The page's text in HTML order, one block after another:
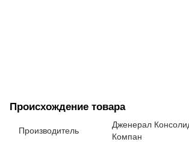
Происхождение товара
Производитель
Дженерал
Компан